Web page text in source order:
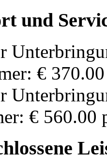
und
€ 370.00
€ 560.00